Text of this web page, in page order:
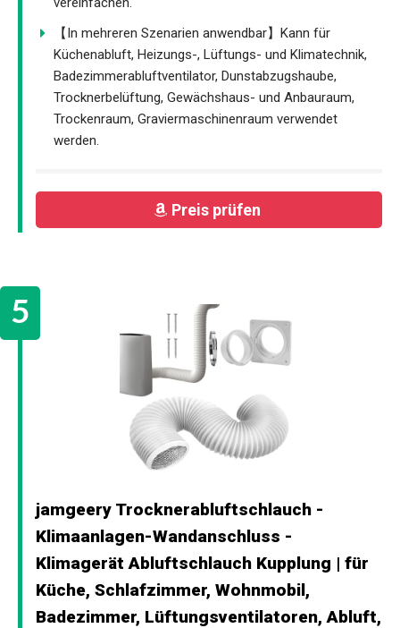
【In mehreren Szenarien anwendbar】Kann für
Küchenabluft, Heizungs-, Lüftungs- und Klimatechnik,
Badezimmerabluftventilator, Dunstabzugshaube,
Trocknerbelüftung, Gewächshaus- und Anbauraum,
Trockenraum, Graviermaschinenraum verwendet
werden.
Preis prüfen
jamgeery Trocknerabluftschlauch -
Klimaanlagen-Wandanschluss -
Klimagerät Abluftschlauch Kupplung | für
Küche, Schlafzimmer, Wohnmobil,
Badezimmer, Lüftungsventilatoren, Abluft,